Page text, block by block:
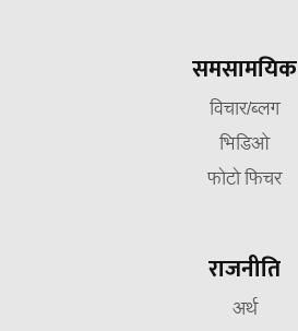
समसामयिक
विचार/ब्लग
भिडिओ
फोटो फिचर
राजनीति
अर्थ